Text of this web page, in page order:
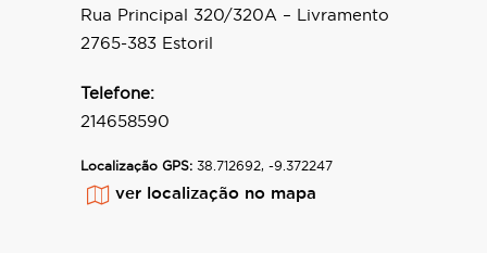
Rua Principal 320/320A – Livramento
2765-383 Estoril
Telefone:
214658590
Localização GPS: 38.712692, -9.372247
ver localização no mapa